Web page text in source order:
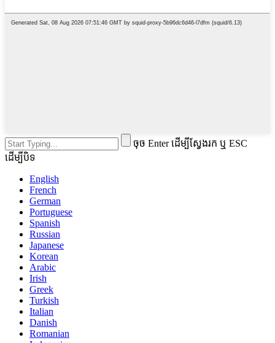
ចុច Enter ដើម្បីស្វែងរក ឬ ESC
ដើម្បីបិទ
English
French
German
Portuguese
Spanish
Russian
Japanese
Korean
Arabic
Irish
Greek
Turkish
Italian
Danish
Romanian